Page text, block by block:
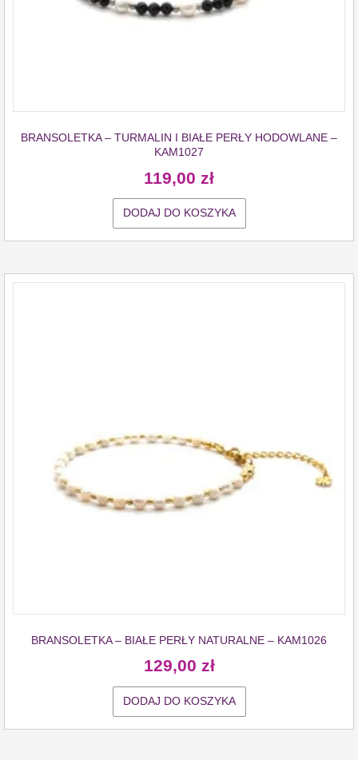
BRANSOLETKA – TURMALIN I BIAŁE PERŁY HODOWLANE –
KAM1027
119,00 zł
DODAJ DO KOSZYKA
BRANSOLETKA – BIAŁE PERŁY NATURALNE – KAM1026
129,00 zł
DODAJ DO KOSZYKA